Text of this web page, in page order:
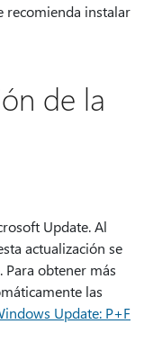
recomienda instalar
de la
Update. Al
actualización se
obtener más
las
Update: P+F